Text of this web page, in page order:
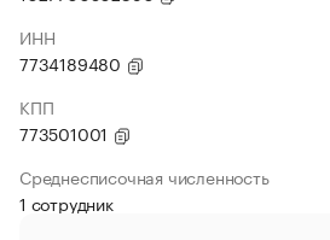
ИНН
7734189480
КПП
773501001
Среднесписочная численность
1 сотрудник